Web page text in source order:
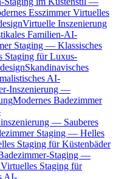
Esszimmer Virtuelles
Virtuelle Inszenierung
Familien-AI-
Staging — Klassisches
Staging für Luxus-
Skandinavisches
AI-
Inszenierung —
Modernes Badezimmer
— Sauberes
Staging — Helles
Staging für Küstenbäder
Staging —
Virtuelles Staging für